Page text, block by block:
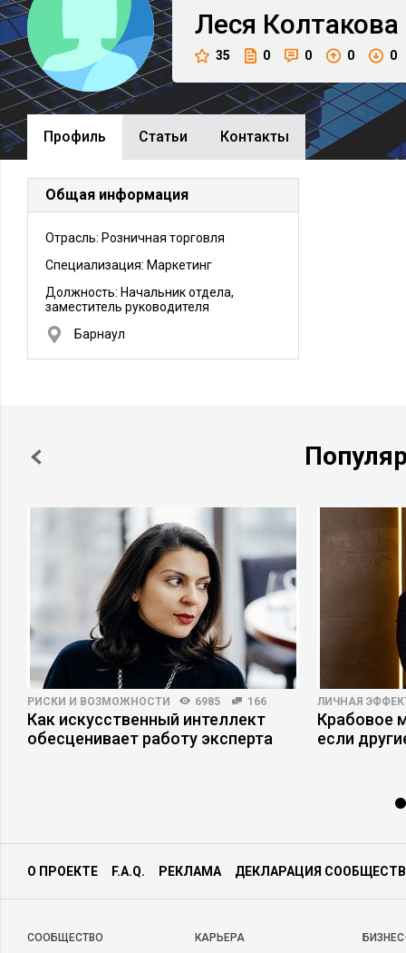
Леся Колтакова
35 0 0 0 0
Профиль Cтатьи Контакты
Общая информация
Отрасль: Розничная торговля
Специализация: Маркетинг
Должность: Начальник отдела,
заместитель руководителя
Барнаул
РИСКИ И ВОЗМОЖНОСТИ 6985 166
Как искусственный интеллект
обесценивает работу эксперта
ЛИЧНАЯ
Крабовое
если
О ПРОЕКТЕ F.A.Q. РЕКЛАМА ДЕКЛАРАЦИЯ
CООБЩЕСТВО КАРЬЕРА